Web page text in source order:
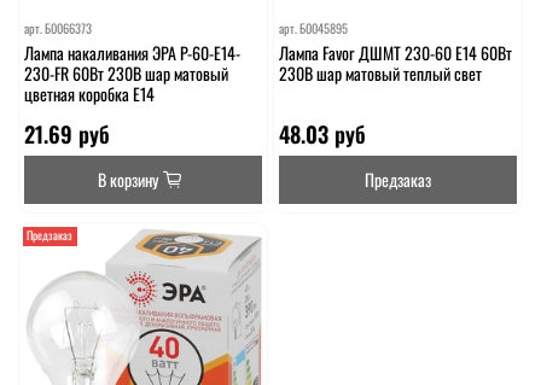
арт.Б0066373
Лампа накаливания ЭРА P-60-E14-
230-FR 60Вт 230В шар матовый
цветная коробка Е14
21.69 руб
В корзину
арт. Б0045895
Лампа Favor ДШМТ 230-60 Е14 60Вт
230В шар матовый теплый свет
48.03 руб
Предзаказ
Предзаказ